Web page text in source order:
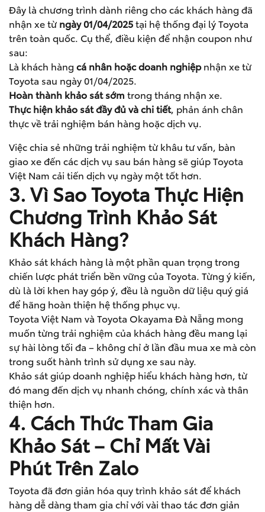
Đây là chương trình dành riêng cho các khách hàng đã
nhận xe từ ngày 01/04/2025tại hệ thống đại lý Toyota
trên toàn quốc. Cụ thể, điều kiện để nhận coupon như
sau:
Là khách hàng cá nhân hoặc doanh nghiệpnhận xe từ
Toyota sau ngày 01/04/2025.
Hoàn thành khảo sát sớm trong tháng nhận xe.
Thực hiện khảo sát đầy đủ và chi tiết, phản ánh chân
thực về trải nghiệm bán hàng hoặc dịch vụ.
Việc chia sẻ những trải nghiệm từ khâu tư vấn, bàn
giao xe đến các dịch vụ sau bán hàng sẽ giúp Toyota
Việt Nam cải tiến dịch vụ ngày một tốt hơn.
3. Vì Sao Toyota Thực Hiện
Chương Trình Khảo Sát
Khách Hàng?
Khảo sát khách hàng là một phần quan trọng trong
chiến lược phát triển bền vững của Toyota. Từng ý kiến,
dù là lời khen hay góp ý, đều là nguồn dữ liệu quý giá
để hãng hoàn thiện hệ thống phục vụ.
Toyota Việt Nam và Toyota Okayama Đà Nẵng mong
muốn từng trải nghiệm của khách hàng đều mang lại
sự hài lòng tối đa – không chỉ ở lần đầu mua xe mà còn
trong suốt hành trình sử dụng xe sau này.
Khảo sát giúp doanh nghiệp hiểu khách hàng hơn, từ
đó mang đến dịch vụ nhanh chóng, chính xác và thân
thiện hơn.
4. Cách Thức Tham Gia
Khảo Sát – Chỉ Mất Vài
Phút Trên Zalo
Toyota đã đơn giản hóa quy trình khảo sát để khách
hàng dễ dàng tham gia chỉ với vài thao tác đơn giản